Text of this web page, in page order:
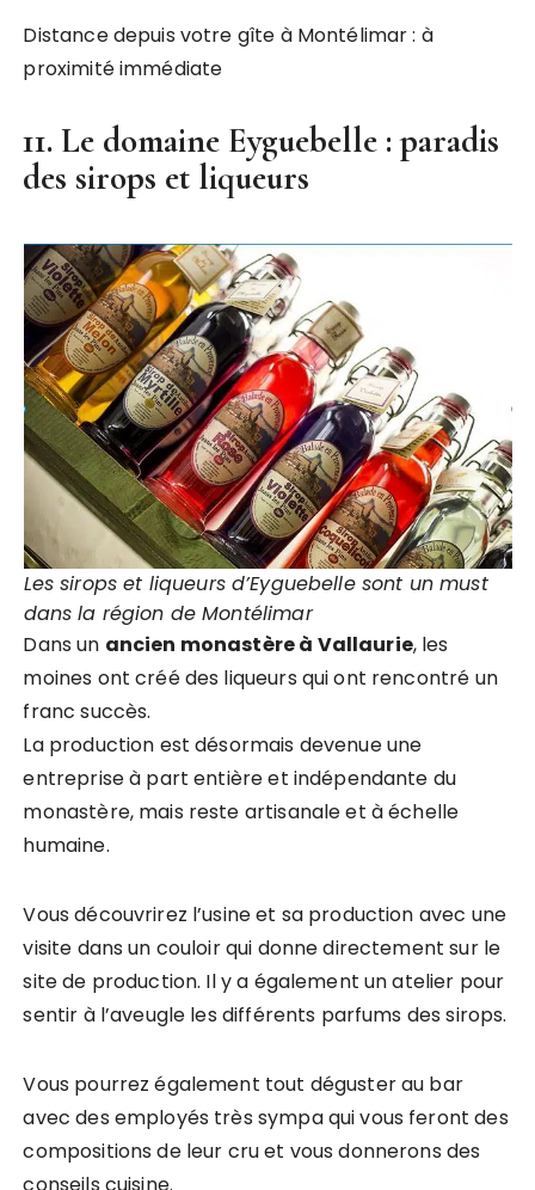
Distance depuis votre gîte à Montélimar : à
proximité immédiate
11. Le domaine Eyguebelle : paradis
des sirops et liqueurs
Les sirops et liqueurs d’Eyguebelle sont un must
dans la région de Montélimar
Dans un ancien monastère à Vallaurie, les
moines ont créé des liqueurs qui ont rencontré un
franc succès.
La production est désormais devenue une
entreprise à part entière et indépendante du
monastère, mais reste artisanale et à échelle
humaine.
Vous découvrirez l’usine et sa production avec une
visite dans un couloir qui donne directement sur le
site de production. Il y a également un atelier pour
sentir à l’aveugle les différents parfums des sirops.
Vous pourrez également tout déguster au bar
avec des employés très sympa qui vous feront des
compositions de leur cru et vous donnerons des